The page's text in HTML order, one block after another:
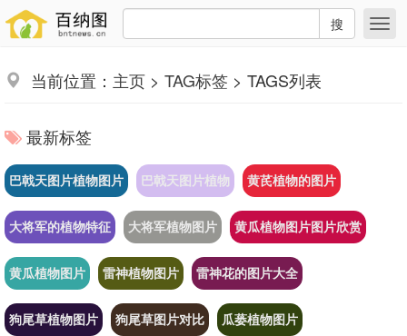
搜
当前位置： 主页 > TAG标签 > TAGS列表
最新标签
巴戟天图片植物图片 巴戟天图片植物 黄芪植物的图片
大将军的植物特征 大将军植物图片 黄瓜植物图片图片欣赏
黄瓜植物图片 雷神植物图片 雷神花的图片大全
狗尾草植物图片 狗尾草图片对比 瓜蒌植物图片